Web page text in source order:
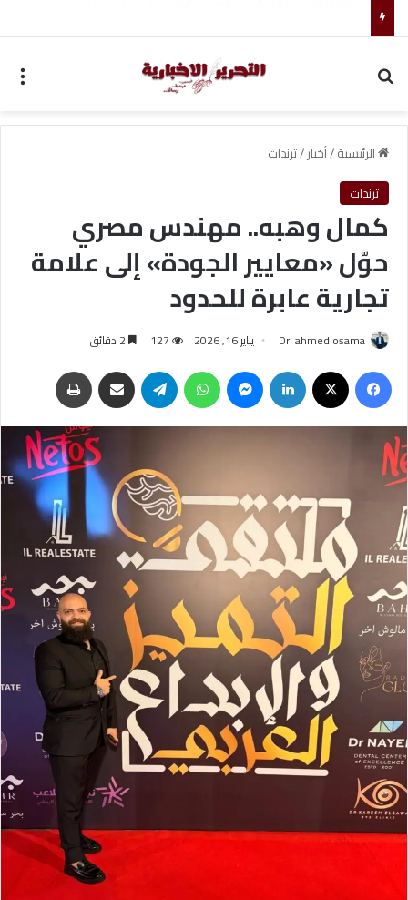
الرئيسية/أخبار/ترندات
ترندات
كمال وهبه.. مهندس مصري
حوّل «معايير الجودة» إلى علامة
تجارية عابرة للحدود
Dr. ahmed osama يناير 16, 2026 127